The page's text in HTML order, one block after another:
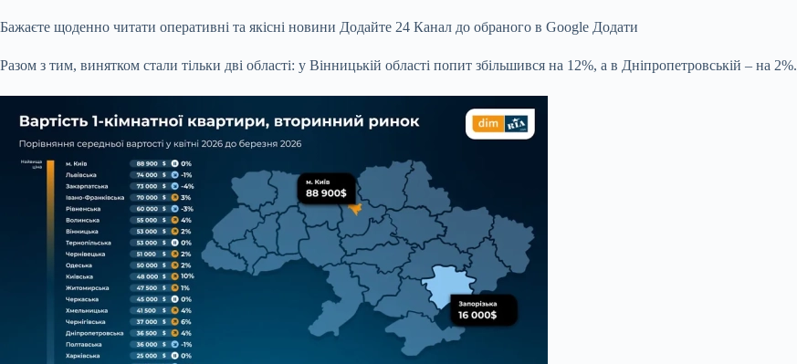
Бажаєте щоденно читати оперативні та якісні новини Додайте 24 Канал до обраного в Google Додати
Разом з тим, винятком стали тільки дві області: у Вінницькій області попит збільшився на 12%, а в Дніпропетровській – на 2%.